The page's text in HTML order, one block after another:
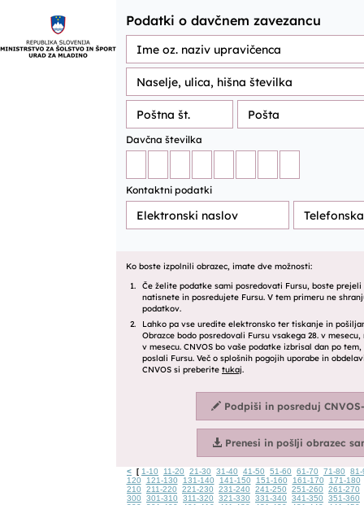
< [ 1-10 11-20 21-30 31-40 41-50 51-60 61-70 71-80
81-
120
121-130 131-140 141-150 151-160 161-170
171-180
210
211-220 221-230 231-240 241-250 251-260
261-270
300
301-310 311-320 321-330 331-340 341-350
351-360